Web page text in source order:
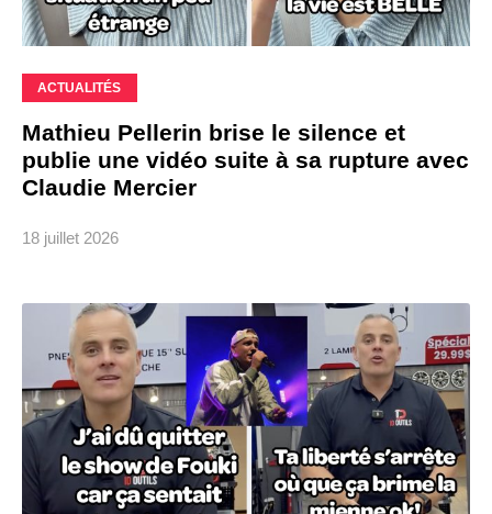
ACTUALITÉS
Mathieu Pellerin brise le silence et
publie une vidéo suite à sa rupture avec
Claudie Mercier
18 juillet 2026